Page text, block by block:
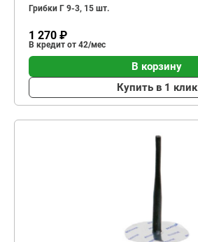
Грибки Г 9-3, 15 шт.
1 270 ₽
В кредит от 42/мес
В корзину
Купить в 1 клик